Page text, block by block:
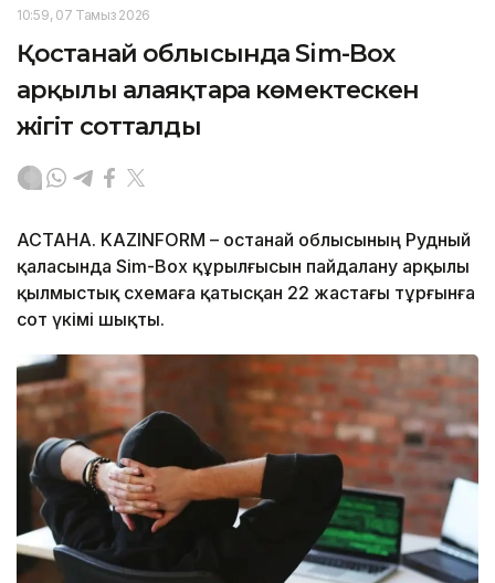
10:59, 07 Тамыз 2026
Қостанай облысында Sim-Box
арқылы алаяқтарға көмектескен
жігіт сотталды
АСТАНА. KAZINFORM – Қостанай облысының Рудный
қаласында Sim-Box құрылғысын пайдалану арқылы
қылмыстық схемаға қатысқан 22 жастағы тұрғынға
сот үкімі шықты.